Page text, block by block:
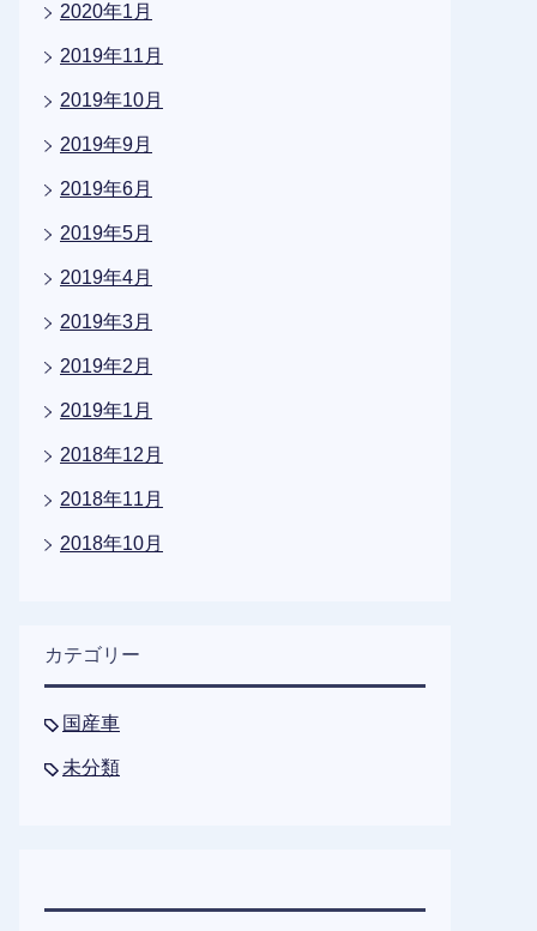
2020年1月
2019年11月
2019年10月
2019年9月
2019年6月
2019年5月
2019年4月
2019年3月
2019年2月
2019年1月
2018年12月
2018年11月
2018年10月
カテゴリー
国産車
未分類